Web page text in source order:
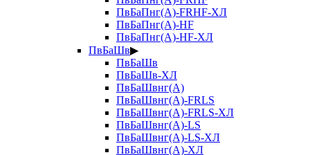
ПвБаПнг(А)-FRHF-ХЛ
ПвБаПнг(А)-HF
ПвБаПнг(А)-HF-ХЛ
ПвБаШв▶
ПвБаШв
ПвБаШв-ХЛ
ПвБаШвнг(А)
ПвБаШвнг(А)-FRLS
ПвБаШвнг(А)-FRLS-ХЛ
ПвБаШвнг(А)-LS
ПвБаШвнг(А)-LS-ХЛ
ПвБаШвнг(А)-ХЛ